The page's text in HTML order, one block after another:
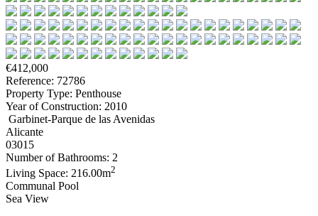
€412,000
Reference: 72786
Property Type: Penthouse
Year of Construction: 2010
Garbinet-Parque de las Avenidas
Alicante
03015
Number of Bathrooms: 2
Living Space: 216.00m2
Communal Pool
Sea View